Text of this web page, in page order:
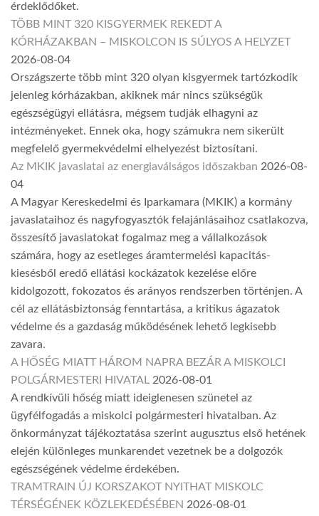
érdeklődőket.
TÖBB MINT 320 KISGYERMEK REKEDT A
KÓRHÁZAKBAN – MISKOLCON IS SÚLYOS A HELYZET
2026-08-04
Országszerte több mint 320 olyan kisgyermek tartózkodik
jelenleg kórházakban, akiknek már nincs szükségük
egészségügyi ellátásra, mégsem tudják elhagyni az
intézményeket. Ennek oka, hogy számukra nem sikerült
megfelelő gyermekvédelmi elhelyezést biztosítani.
Az MKIK javaslatai az energiaválságos időszakban 2026-08-
04
A Magyar Kereskedelmi és Iparkamara (MKIK) a kormány
javaslataihoz és nagyfogyasztók felajánlásaihoz csatlakozva,
összesítő javaslatokat fogalmaz meg a vállalkozások
számára, hogy az esetleges áramtermelési kapacitás-
kiesésből eredő ellátási kockázatok kezelése előre
kidolgozott, fokozatos és arányos rendszerben történjen. A
cél az ellátásbiztonság fenntartása, a kritikus ágazatok
védelme és a gazdaság működésének lehető legkisebb
zavara.
A HŐSÉG MIATT HÁROM NAPRA BEZÁR A MISKOLCI
POLGÁRMESTERI HIVATAL 2026-08-01
A rendkívüli hőség miatt ideiglenesen szünetel az
ügyfélfogadás a miskolci polgármesteri hivatalban. Az
önkormányzat tájékoztatása szerint augusztus első hetének
elején különleges munkarendet vezetnek be a dolgozók
egészségének védelme érdekében.
TRAMTRAIN ÚJ KORSZAKOT NYITHAT MISKOLC
TÉRSÉGÉNEK KÖZLEKEDÉSÉBEN 2026-08-01